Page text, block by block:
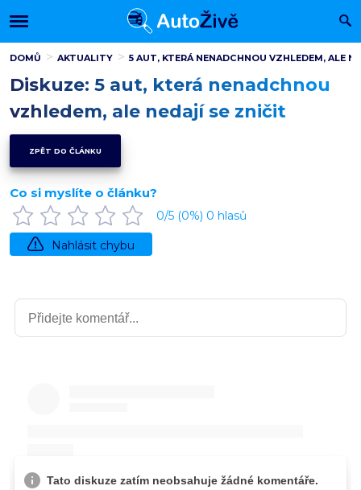
DOMŮ AKTUALITY 5 AUT, KTERÁ NENADCHNOU VZHLEDEM, ALE
Diskuze: 5 aut, která nenadchnou
vzhledem, ale nedají se zničit
ZPĚT DO ČLÁNKU
Co si myslíte o článku?
0/5 (0%) 0 hlasů
Nahlásit chybu